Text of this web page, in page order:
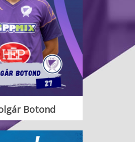
Botond